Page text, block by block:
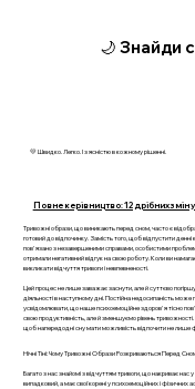
🌙 Знайди
💛 Швидко. Легко. І з ясністю в кожному рішенні.
Повне керівництво: 12 дрібних змін
Тривожні образи, що виникають перед сном, часто є
готовий до відпочинку. Замість того, щоб відпустити
пов'язано з незавершеними справами, особистими
отримали негативний відгук на свою роботу. Коли ви
викликати відчуття тривоги і невпевненості.
Цей процес не лише заважає заснути, але й суттєво
діяльності в наступному дні. Постійна недосипаність
усвідомлювати, що наше психоемоційне здоров'я тісно
свою продуктивність, але й зменшуємо рівень
щоб напередодні сну мати можливість відпочити не лише
Нічні Тіні: Чому Тривожні Образи Розкриваються Перед
Багато з нас знайомі з відчуттям тривоги, що накриває
випадковий, а має свої корені у психоемоційних і